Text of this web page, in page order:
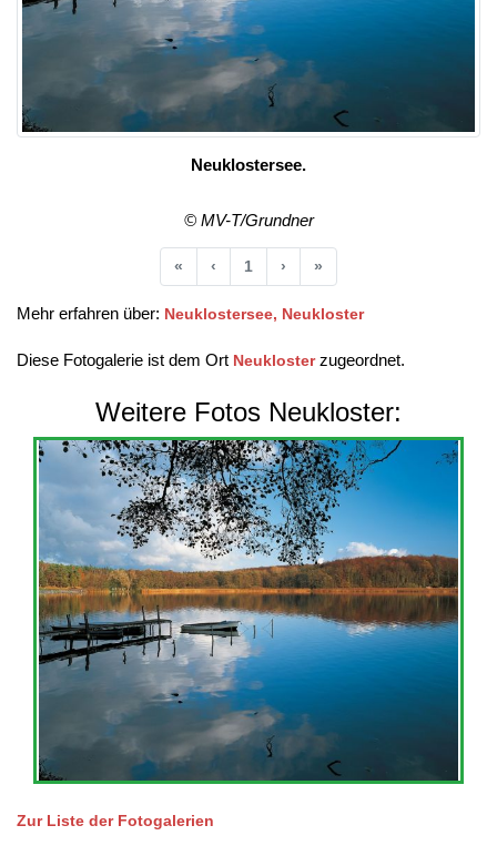
Neuklostersee.
© MV-T/Grundner
« Anfang
‹ Vorherige
1 › Nächste
»
Mehr erfahren über: Neuklostersee, Neukloster
Diese Fotogalerie ist dem Ort Neuklosterzugeordnet.
Weitere Fotos Neukloster:
Zur Liste der Fotogalerien